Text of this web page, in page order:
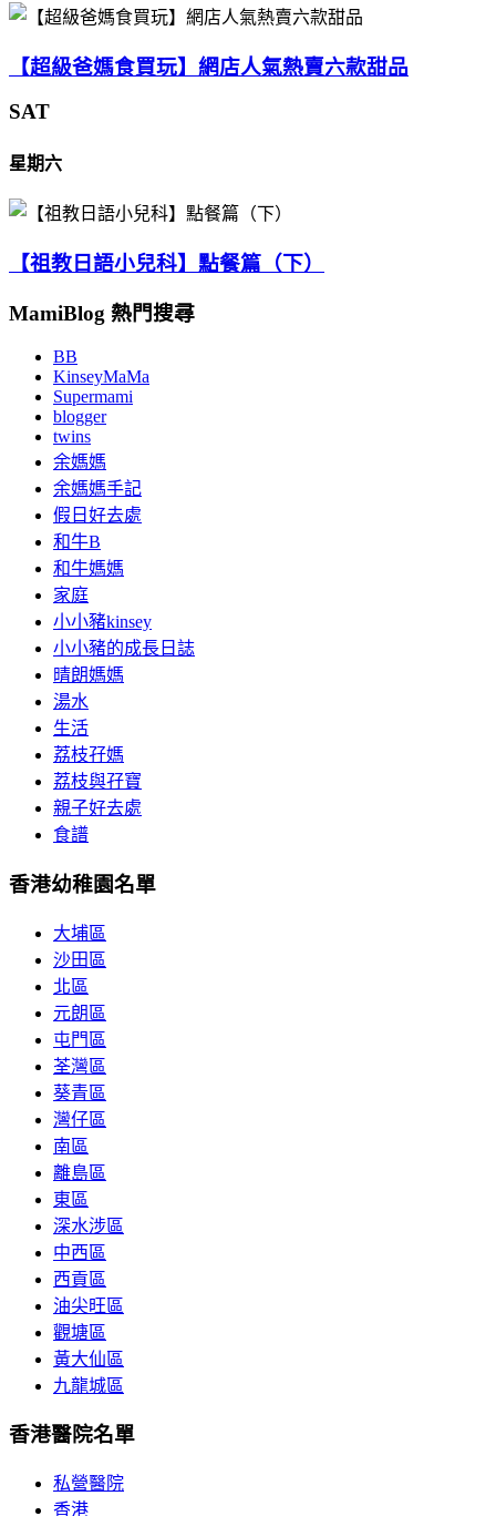
【超級爸媽食買玩】網店人氣熱賣六款甜品
SAT
星期六
【祖教日語小兒科】點餐篇（下）
MamiBlog 熱門搜尋
BB
KinseyMaMa
Supermami
blogger
twins
余媽媽
余媽媽手記
假日好去處
和牛B
和牛媽媽
家庭
小小豬kinsey
小小豬的成長日誌
晴朗媽媽
湯水
生活
荔枝孖媽
荔枝與孖寶
親子好去處
食譜
香港幼稚園名單
大埔區
沙田區
北區
元朗區
屯門區
荃灣區
葵青區
灣仔區
南區
離島區
東區
深水涉區
中西區
西貢區
油尖旺區
觀塘區
黃大仙區
九龍城區
香港醫院名單
私營醫院
香港